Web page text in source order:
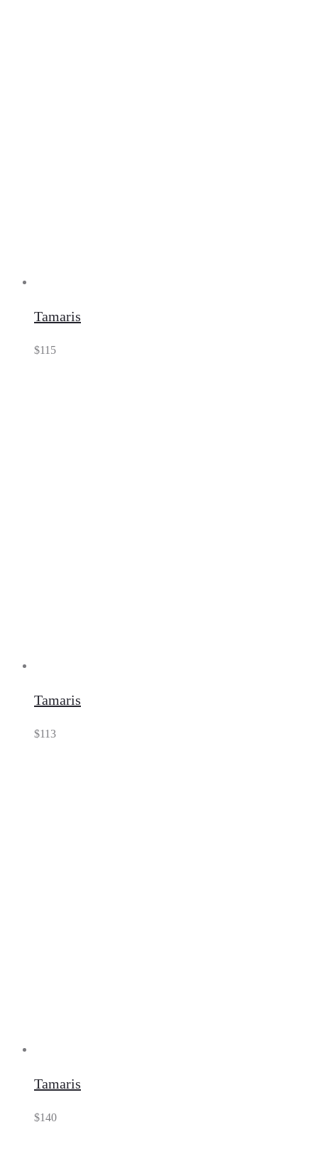
Tamaris
$115
Tamaris
$113
Tamaris
$140